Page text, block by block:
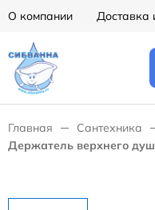
О компании Доставка
Главная Сантехника
Держатель верхнего